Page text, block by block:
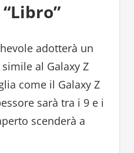
adotterà un
al Galaxy Z
come il Galaxy Z
sarà tra i 9 e i
scenderà a